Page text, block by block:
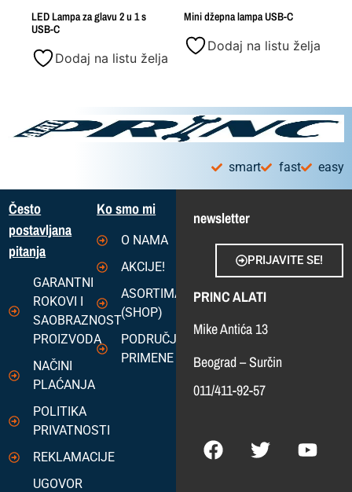
LED Lampa za glavu 2 u 1 s
USB-C
Dodaj na listu želja
Mini džepna lampa USB-C
Dodaj na listu želja
smart fast easy
Često
postavljana
pitanja
GARANTNI
ROKOVI I
SAOBRAZNOST
PROIZVODA
NAČINI
PLAĆANJA
POLITIKA
PRIVATNOSTI
REKLAMACIJE
UGOVOR
Ko smo mi
O NAMA
AKCIJE!
ASORTIMAN
(SHOP)
PODRUČJA
PRIMENE
newsletter
PRIJAVITE SE!
PRINC ALATI
Mike Antića 13
Beograd – Surčin
011/411-92-57